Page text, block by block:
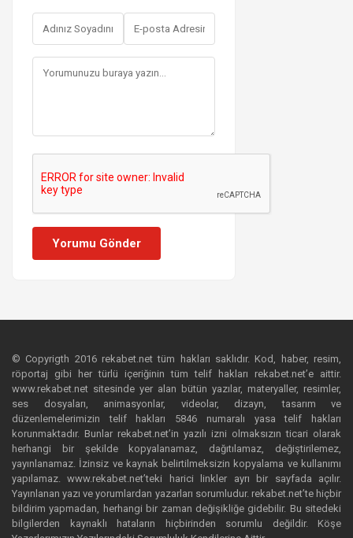
Yorumu Gönder
© Copyrigth 2016 rekabet.net tüm hakları saklıdır. Kod, haber, resim,
röportaj gibi her türlü içeriğinin tüm telif hakları rekabet.net’e aittir.
www.rekabet.net sitesinde yer alan bütün yazılar, materyaller, resimler,
ses dosyaları, animasyonlar, videolar, dizayn, tasarım ve
düzenlemelerimizin telif hakları 5846 numaralı yasa telif hakları
korunmaktadır. Bunlar rekabet.net’in yazılı izni olmaksızın ticari olarak
herhangi bir şekilde kopyalanamaz, dağıtılamaz, değiştirilemez,
yayınlanamaz. İzinsiz ve kaynak belirtilmeksizin kopyalama ve kullanımı
yapılamaz. www.rekabet.net’teki harici linkler ayrı bir sayfada açılır.
Yayınlanan yazı ve yorumlardan yazarları sorumludur. rekabet.net’te hiçbir
bildirim yapmadan, herhangi bir zaman değişikliğe gidebilir. Bu sitedeki
bilgilerden kaynaklı hataların hiçbirinden sorumlu değildir. Köşe